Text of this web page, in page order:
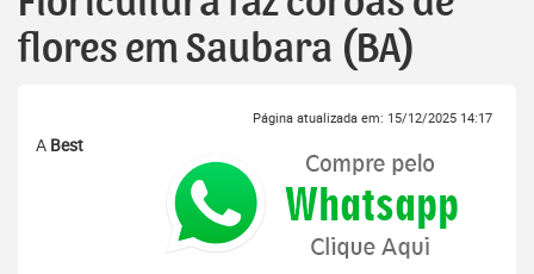
flores em Saubara (BA)
Página atualizada em: 15/12/2025 14:17
A Best